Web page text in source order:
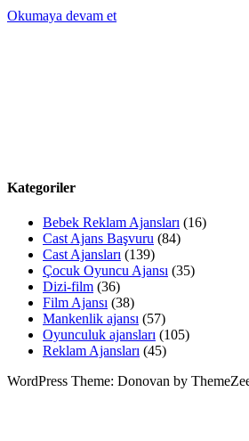
Okumaya devam et
Kategoriler
Bebek Reklam Ajansları (16)
Cast Ajans Başvuru (84)
Cast Ajansları (139)
Çocuk Oyuncu Ajansı (35)
Dizi-film (36)
Film Ajansı (38)
Mankenlik ajansı (57)
Oyunculuk ajansları (105)
Reklam Ajansları (45)
WordPress Theme: Donovan by